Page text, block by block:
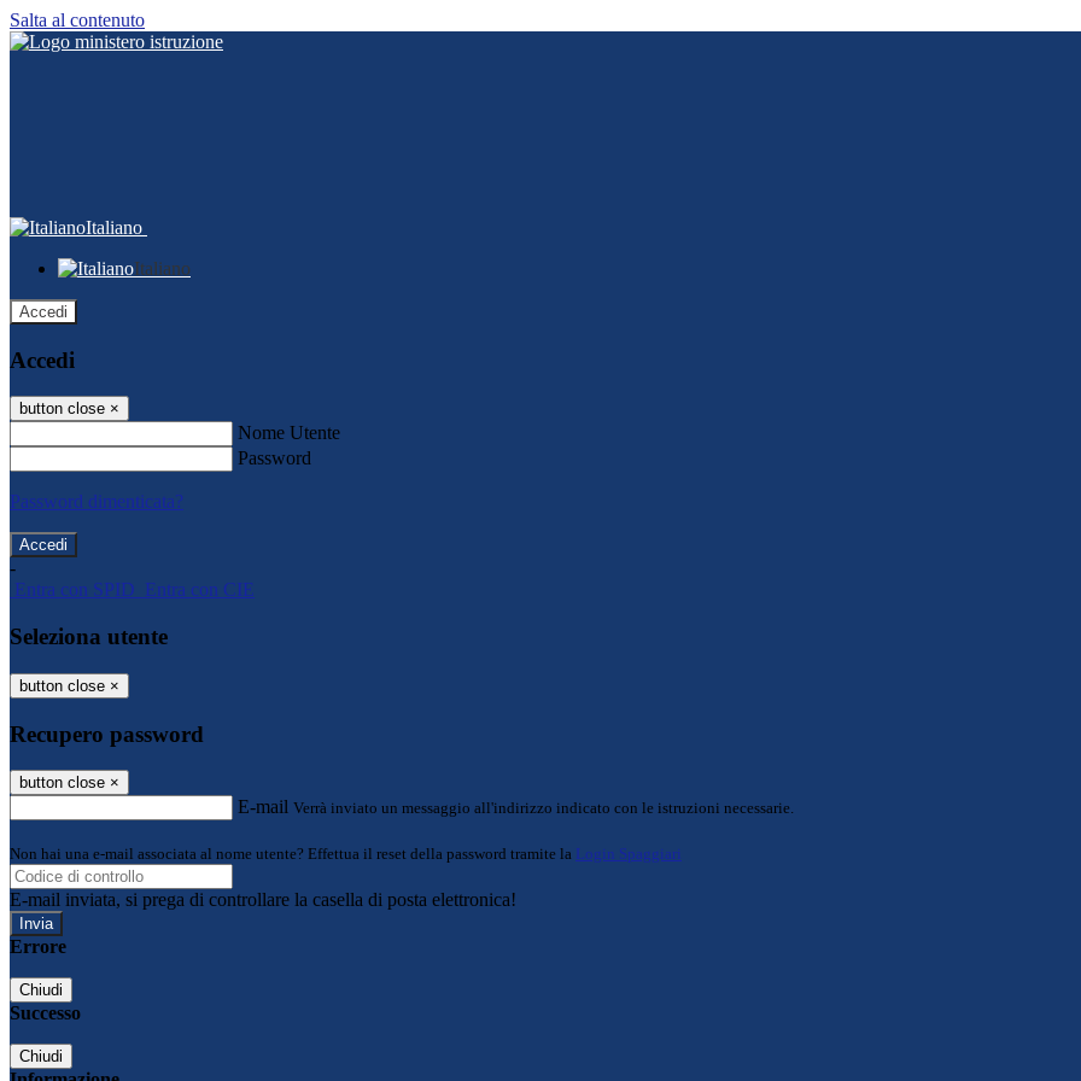
Salta al contenuto
Italiano
Italiano
Accedi
Accedi
button close ×
Nome Utente
Password
Password dimenticata?
-
Entra con SPID Entra con CIE
Seleziona utente
button close ×
Recupero password
button close ×
E-mail Verrà inviato un messaggio all'indirizzo indicato con le istruzioni necessarie.
Non hai una e-mail associata al nome utente? Effettua il reset della password tramite la Login Spaggiari
E-mail inviata, si prega di controllare la casella di posta elettronica!
Errore
Chiudi
Successo
Chiudi